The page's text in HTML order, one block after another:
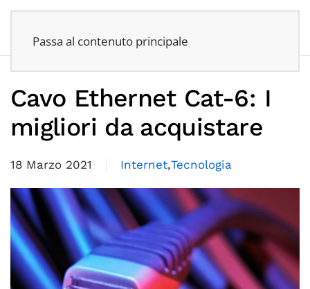
Passa al contenuto principale
Cavo Ethernet Cat-6: I
migliori da acquistare
18 Marzo 2021 Internet,Tecnologia